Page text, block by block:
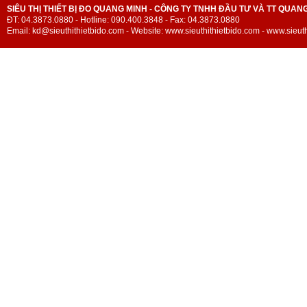
SIÊU THỊ THIẾT BỊ ĐO QUANG MINH - CÔNG TY TNHH ĐẦU TƯ VÀ TT
ĐT: 04.3873.0880 - Hotline: 090.400.3848 - Fax: 04.3873.0880
Email: kd@sieuthithietbido.com - Website: www.sieuthithietbido.com -